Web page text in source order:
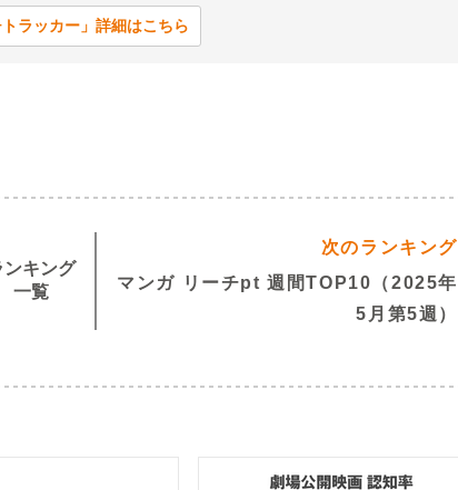
トラッカー」詳細はこちら
ンキング
一覧
次のランキング
マンガ リーチpt 週間TOP10（2025年
5月第5週）